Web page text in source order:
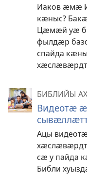
Иаков ӕмӕ
кӕныс?
Цӕмӕй уӕ
фылдӕр
спайда
БИБЛИЙЫ
Видеотӕ
Ацы
сӕ у пайда
Библи